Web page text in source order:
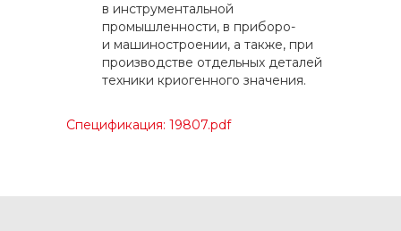
в инструментальной
промышленности, в приборо-
и машиностроении, а также, при
производстве отдельных деталей
техники криогенного значения.
Спецификация: 19807.pdf